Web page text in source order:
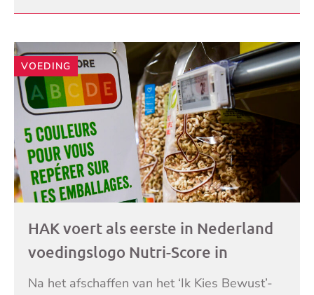
haar om het geld terug te krijgen. Maar dat is
LEES VERDER
VOEDING
HAK voert als eerste in Nederland
voedingslogo Nutri-Score in
Na het afschaffen van het ‘Ik Kies Bewust’-